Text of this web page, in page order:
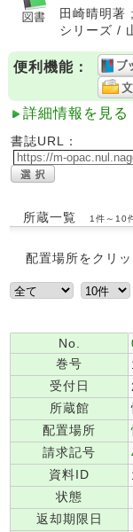
田崎晴明
シリーズ /
便利機能：
詳細情報を見る
書誌URL：
所蔵一覧 1件～10
配置場所をクリ
No.
巻号
受付日
所蔵館
配置場所
請求記号
資料ID
状態
返却期限日